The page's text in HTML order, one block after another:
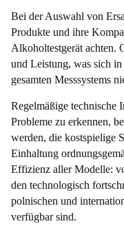
Bei der Auswahl von
Produkte und ihre
Alkoholtestgerät achten.
und Leistung, was sich in
gesamten Messsystems
Regelmäßige technische
Probleme zu erkennen,
werden, die kostspielige
Einhaltung
Effizienz aller Modelle:
den technologisch
polnischen und
verfügbar sind.